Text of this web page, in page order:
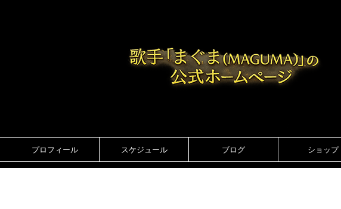
プロフィール スケジュール ブログ ショップ